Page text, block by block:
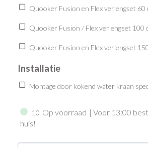
Quooker Fusion en Flex verlengset 60
Quooker Fusion / Flex verlengset 100
Quooker Fusion en Flex verlengset
Installatie
Montage door kokend water kraan
10 Op voorraad | Voor 13:00
huis!